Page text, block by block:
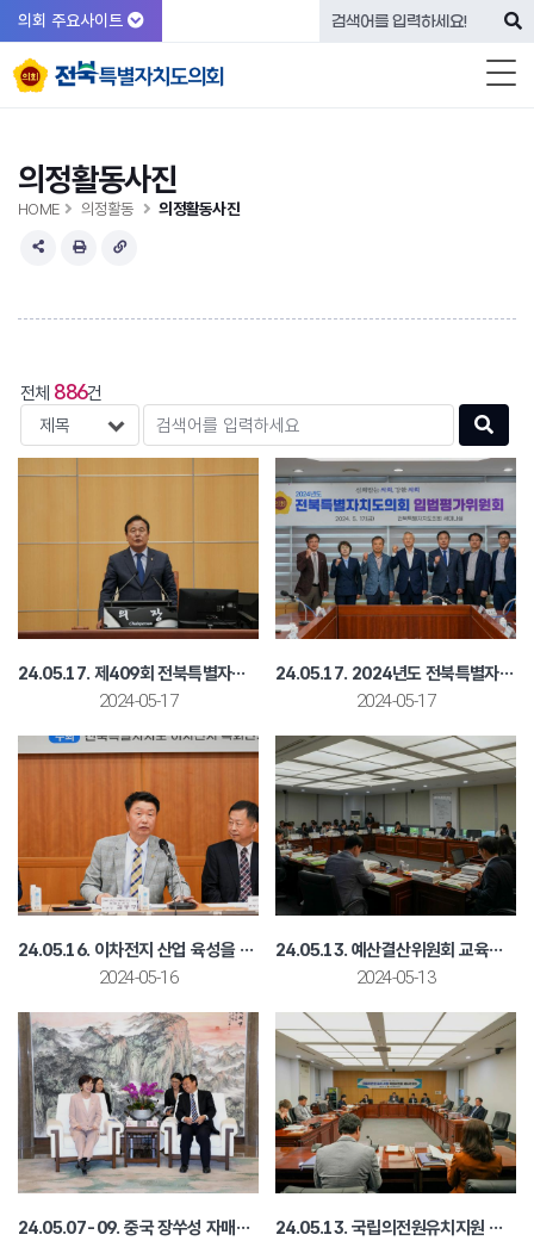
의회 주요사이트
의정활동사진
HOME 의정활동 의정활동사진
전체 886건
검색
24.05.17. 제409회 전북특별자치도의회 임시회 제2차 본회의
2024-05-17
24.05.17. 2024년도 전북특별자치도의회 입법평가위원회 회의
2024-05-17
24.05.16. 이차전지 산업 육성을 위한 정책 토론회
2024-05-16
24.05.13. 예산결산위원회 교육청 예산안 심사
2024-05-13
24.05.07-09. 중국 장쑤성 자매결연 30주년 기념 방문
24.05.13. 국립의전원유치지원 제4차 회의